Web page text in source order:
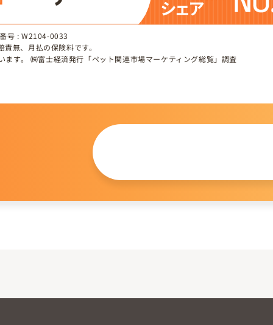
号 : W2104-0033
無、月払の保険料です。
す。 ㈱富士経済発行「ペット関連市場マーケティング総覧」調査